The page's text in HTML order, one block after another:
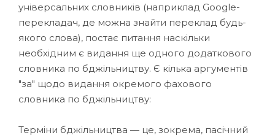
універсальних словників (наприклад Google-
перекладач, де можна знайти переклад будь-
якого слова), постає питання наскільки
необхідним є видання ще одного додаткового
словника по бджільництву. Є кілька аргументів
"за" щодо видання окремого фахового
словника по бджільництву:
Терміни бджільництва — це, зокрема, пасічний